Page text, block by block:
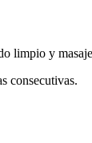
limpio y
consecutivas.